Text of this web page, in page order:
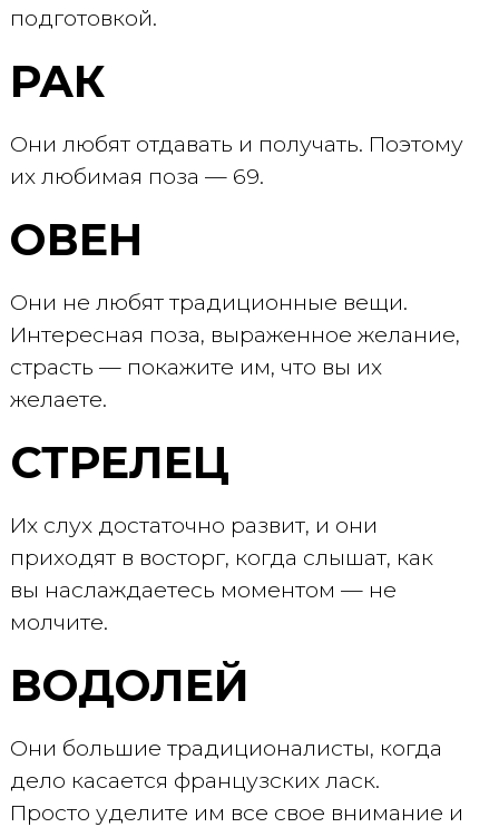
подготовкой.
РАК
Они любят отдавать и получать. Поэтому
их любимая поза — 69.
ОВЕН
Они не любят традиционные вещи.
Интересная поза, выраженное желание,
страсть — покажите им, что вы их
желаете.
СТРЕЛЕЦ
Их слух достаточно развит, и они
приходят в восторг, когда слышат, как
вы наслаждаетесь моментом — не
молчите.
ВОДОЛЕЙ
Они большие традиционалисты, когда
дело касается французских ласк.
Просто уделите им все свое внимание и